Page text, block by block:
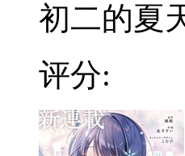
初二的夏
评分: